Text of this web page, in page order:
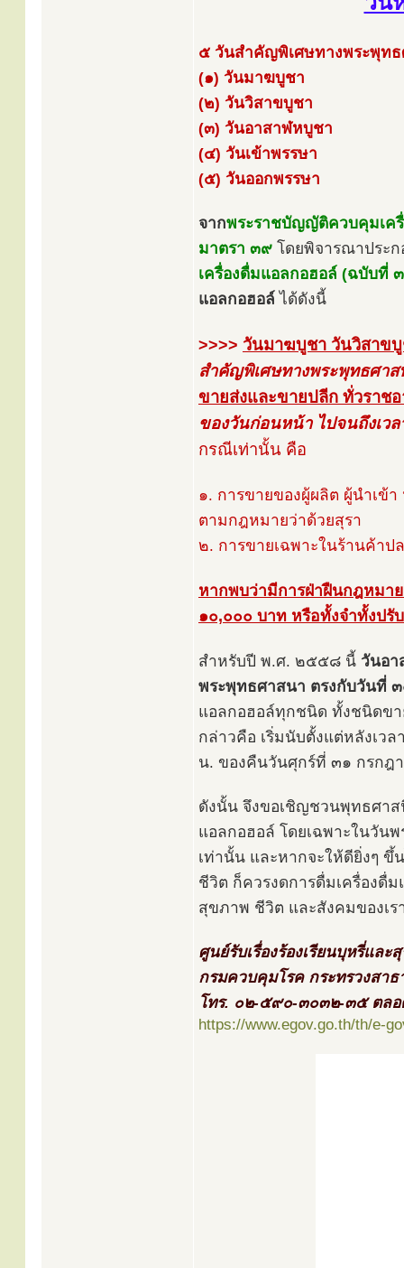
๕ วันสำคัญพิเศษทางพระพุท
(๑) วันมาฆบูชา
(๒) วันวิสาขบูชา
(๓) วันอาสาฬหบูชา
(๔) วันเข้าพรรษา
(๕) วันออกพรรษา
จากพระราชบัญญัติควบคุมเค
มาตรา ๓๙ โดยพิจารณาประ
เครื่องดื่มแอลกอฮอล์ (ฉบับที่
แอลกอฮอล์ ได้ดังนี้
>>>> วันมาฆบูชา วันวิสาข
สำคัญพิเศษทางพระพุทธศาส
ขายส่งและขายปลีก ทั่วราช
ของวันก่อนหน้า ไปจนถึงเว
กรณีเท่านั้น คือ
๑. การขายของผู้ผลิต ผู้นำเข้
ตามกฎหมายว่าด้วยสุรา
๒. การขายเฉพาะในร้านค้า
หากพบว่ามีการฝ่าฝืนกฎหมา
๑๐,๐๐๐ บาท หรือทั้งจำทั้งปรับ
สำหรับปี พ.ศ. ๒๕๕๘ นี้ วันอา
พระพุทธศาสนา ตรงกับวันที่
แอลกอฮอล์ทุกชนิด ทั้งชนิดข
กล่าวคือ เริ่มนับตั้งแต่หลังเว
น. ของคืนวันศุกร์ที่ ๓๑ กรก
ดังนั้น จึงขอเชิญชวนพุทธศา
แอลกอฮอล์ โดยเฉพาะในวัน
เท่านั้น และหากจะให้ดียิ่งๆ ขึ้
ชีวิต ก็ควรงดการดื่มเครื่องดื่
สุขภาพ ชีวิต และสังคมของเ
ศูนย์รับเรื่องร้องเรียนบุหรี่และ
กรมควบคุมโรค กระทรวงสา
โทร. ๐๒-๕๙๐-๓๐๓๒-๓๕ ตล
https://www.egov.go.th/th/e-